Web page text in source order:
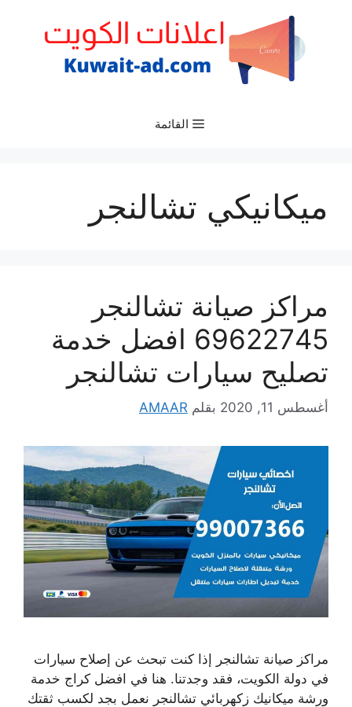
القائمة
ميكانيكي تشالنجر
مراكز صيانة تشالنجر
69622745 افضل خدمة
تصليح سيارات تشالنجر
أغسطس 11, 2020 بقلم AMAAR
مراكز صيانة تشالنجر إذا كنت تبحث عن إصلاح سيارات
في دولة الكويت، فقد وجدتنا. هنا في افضل كراج خدمة
ورشة ميكانيك زكهربائي تشالنجر نعمل بجد لكسب ثقتك